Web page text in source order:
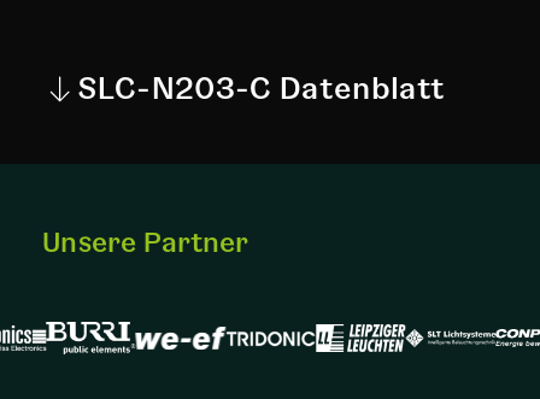
SLC-N203-C Datenblatt
Unsere Partner